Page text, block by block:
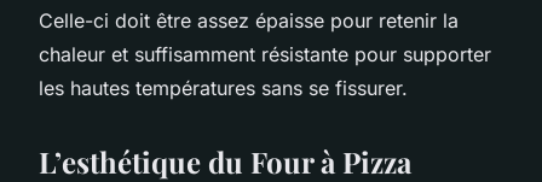
Celle-ci doit être assez épaisse pour retenir la
chaleur et suffisamment résistante pour supporter
les hautes températures sans se fissurer.
L’esthétique du Four à Pizza